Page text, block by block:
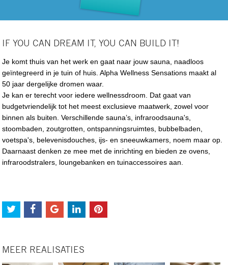
IF YOU CAN DREAM IT, YOU CAN BUILD IT!
Je komt thuis van het werk en gaat naar jouw sauna, naadloos
geïntegreerd in je tuin of huis. Alpha Wellness Sensations maakt al
50 jaar dergelijke dromen waar.
Je kan er terecht voor iedere wellnessdroom. Dat gaat van
budgetvriendelijk tot het meest exclusieve maatwerk, zowel voor
binnen als buiten. Verschillende sauna’s, infraroodsauna's,
stoombaden, zoutgrotten, ontspanningsruimtes, bubbelbaden,
voetspa's, belevenisdouches, ijs- en sneeuwkamers, noem maar op.
Daarnaast denken ze mee met de inrichting en bieden ze ovens,
infraroodstralers, loungebanken en tuinaccessoires aan.
MEER REALISATIES